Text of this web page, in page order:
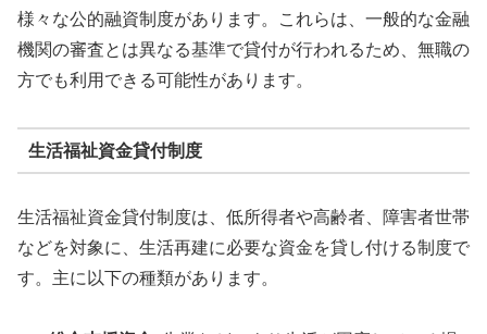
様々な公的融資制度があります。これらは、一般的な金融
機関の審査とは異なる基準で貸付が行われるため、無職の
方でも利用できる可能性があります。
生活福祉資金貸付制度
生活福祉資金貸付制度は、低所得者や高齢者、障害者世帯
などを対象に、生活再建に必要な資金を貸し付ける制度で
す。主に以下の種類があります。